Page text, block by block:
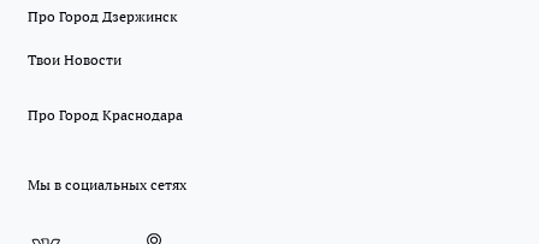
Про Город Дзержинск
Твои Новости
Про Город Краснодара
Мы в социальных сетях